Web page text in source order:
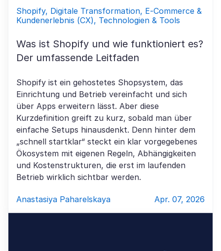
Shopify, Digitale Transformation, E-Commerce &
Kundenerlebnis (CX), Technologien & Tools
Was ist Shopify und wie funktioniert es?
Der umfassende Leitfaden
Shopify ist ein gehostetes Shopsystem, das
Einrichtung und Betrieb vereinfacht und sich
über Apps erweitern lässt. Aber diese
Kurzdefinition greift zu kurz, sobald man über
einfache Setups hinausdenkt. Denn hinter dem
„schnell startklar“ steckt ein klar vorgegebenes
Ökosystem mit eigenen Regeln, Abhängigkeiten
und Kostenstrukturen, die erst im laufenden
Betrieb wirklich sichtbar werden.
Anastasiya Paharelskaya Apr. 07, 2026